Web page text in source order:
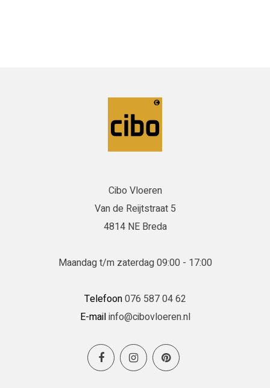
Cibo Vloeren
Van de Reijtstraat 5
4814 NE Breda
Maandag t/m zaterdag 09:00 - 17:00
Telefoon076 587 04 62
E-mailinfo@cibovloeren.nl